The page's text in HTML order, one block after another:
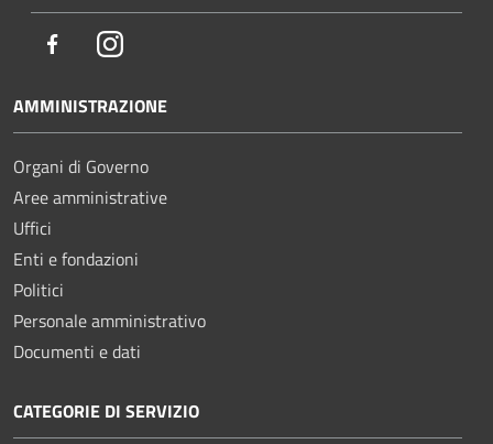
FacebookInstagram
AMMINISTRAZIONE
Organi di Governo
Aree amministrative
Uffici
Enti e fondazioni
Politici
Personale amministrativo
Documenti e dati
CATEGORIE DI SERVIZIO